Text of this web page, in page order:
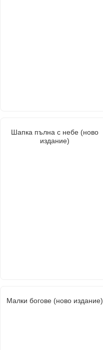
Шапка пълна с небе (ново
издание)
Малки богове (ново издание)